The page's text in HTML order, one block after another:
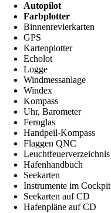
Autopilot
Farbplotter
Binnenrevierkarten
GPS
Kartenplotter
Echolot
Logge
Windmessanlage
Windex
Kompass
Uhr, Barometer
Fernglas
Handpeil-Kompass
Flaggen QNC
Leuchtfeuerverzeichnis
Hafenhandbuch
Seekarten
Instrumente im Cockpit
Seekarten auf CD
Hafenpläne auf CD